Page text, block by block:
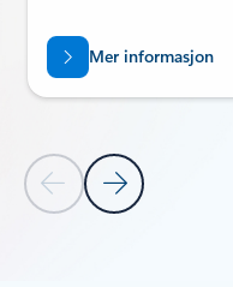
Forrige lysbildeNeste lysbilde
Mer informasjon